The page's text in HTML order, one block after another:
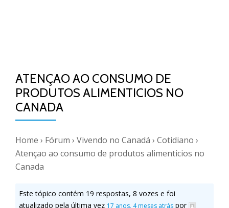
ATENÇAO AO CONSUMO DE
PRODUTOS ALIMENTICIOS NO
CANADA
Home › Fórum › Vivendo no Canadá › Cotidiano ›
Atençao ao consumo de produtos alimenticios no
Canada
Este tópico contém 19 respostas, 8 vozes e foi
atualizado pela última vez 17 anos, 4 meses atrás por